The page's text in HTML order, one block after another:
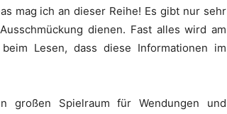
mag ich an dieser Reihe! Es gibt nur sehr
dienen. Fast alles wird am
Lesen, dass diese Informationen im
großen Spielraum für Wendungen und